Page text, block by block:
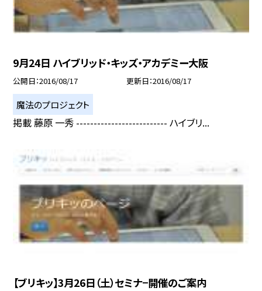
9月24日 ハイブリッド・キッズ・アカデミー大阪
公開日 2016/08/17 更新日 2016/08/17
魔法のプロジェクト
掲載 藤原 一秀 -------------------------- ハイブリ...
【ブリキッ】3月26日（土）セミナ−開催のご案内